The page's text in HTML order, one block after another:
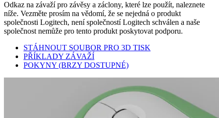
Odkaz na závaží pro závěsy a záclony, které lze použít, naleznete
níže. Vezměte prosím na vědomí, že se nejedná o produkt
společnosti Logitech, není společností Logitech schválen a naše
společnost nemůže pro tento produkt poskytovat podporu.
STÁHNOUT SOUBOR PRO 3D TISK
PŘÍKLADY ZÁVAŽÍ
POKYNY (BRZY DOSTUPNÉ)